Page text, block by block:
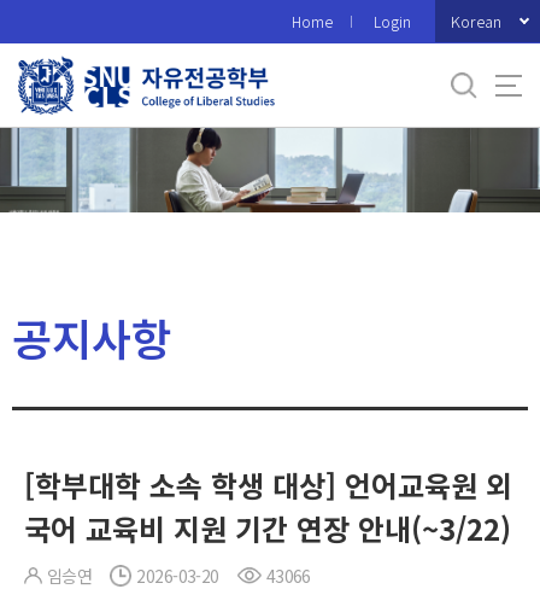
로
메
Home Login Korean
공지사항
[학부대학 소속 학생 대상] 언어교육원 외
국어 교육비 지원 기간 연장 안내(~3/22)
임승연 2026-03-20 43066